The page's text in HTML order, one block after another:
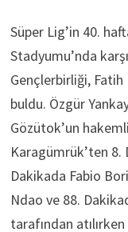
Süper Lig’in 40.
Stadyumu’nda
Gençlerbirliği,
buldu. Özgür
Gözütok’un
Karagümrük’ten 8.
Dakikada Fabio
Ndao ve 88.
tarafından atılırken